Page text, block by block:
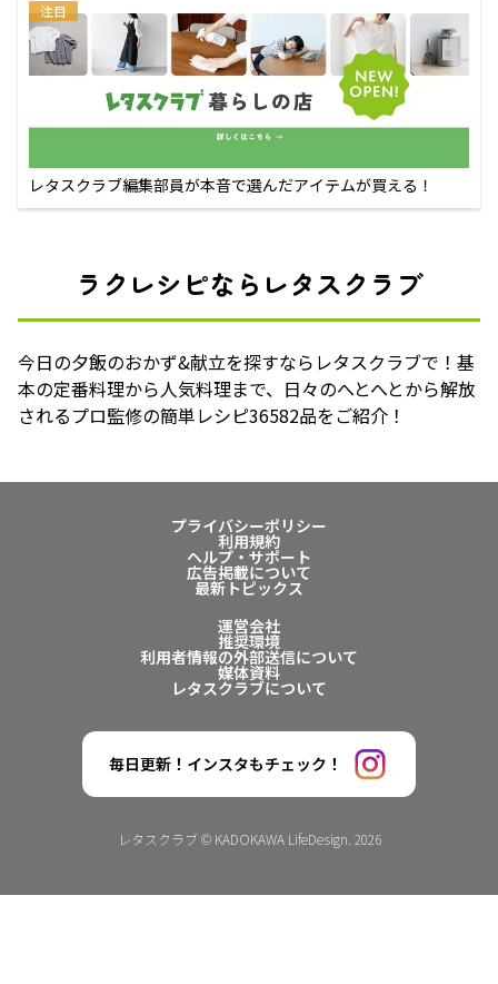
注目
レタスクラブ編集部員が本音で選んだアイテムが買える！
ラクレシピならレタスクラブ
今日の夕飯のおかず&献立を探すならレタスクラブで！基
本の定番料理から人気料理まで、日々のへとへとから解放
されるプロ監修の簡単レシピ36582品をご紹介！
プライバシーポリシー
利用規約
ヘルプ・サポート
広告掲載について
最新トピックス
運営会社
推奨環境
利用者情報の外部送信について
媒体資料
レタスクラブについて
毎日更新！インスタもチェック！
レタスクラブ © KADOKAWA LifeDesign. 2026